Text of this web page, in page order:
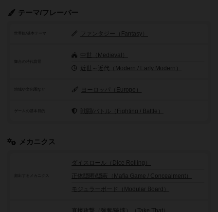
テーマ/フレーバー
世界観/基本テーマ ファンタジー（Fantasy）
舞台の時代背景
中世（Medieval）
近世～近代（Modern / Early Modern）
地域や文化圏など ヨーロッパ（Europe）
ゲームの基本目的 戦闘/バトル（Fighting / Battle）
メカニクス
頻出するメカニクス
ダイスロール（Dice Rolling）
正体隠匿/隠蔽（Mafia Game / Concealment）
モジュラーボード（Modular Board）